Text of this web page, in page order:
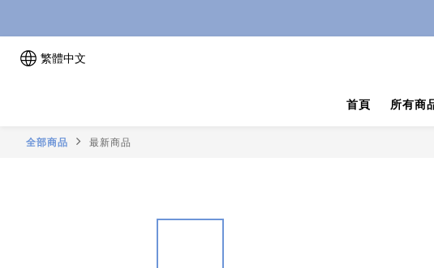
繁體中文
首頁 所有商
全部商品 最新商品